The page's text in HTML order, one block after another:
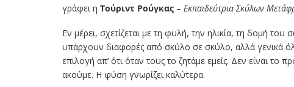
γράφει η Τούριντ Ρούγκας – Εκπαιδεύτρια Σκύλων
Εν μέρει, σχετίζεται με τη φυλή, την ηλικία, τη δομή
υπάρχουν διαφορές από σκύλο σε σκύλο, αλλά γενικά
επιλογή απ’ ότι όταν τους το ζητάμε εμείς. Δεν είναι το
ακούμε. Η φύση γνωρίζει καλύτερα.